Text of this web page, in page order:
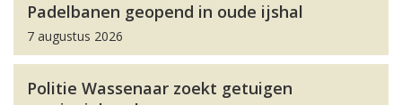
Padelbanen geopend in oude ijshal
7 augustus 2026
Politie Wassenaar zoekt getuigen